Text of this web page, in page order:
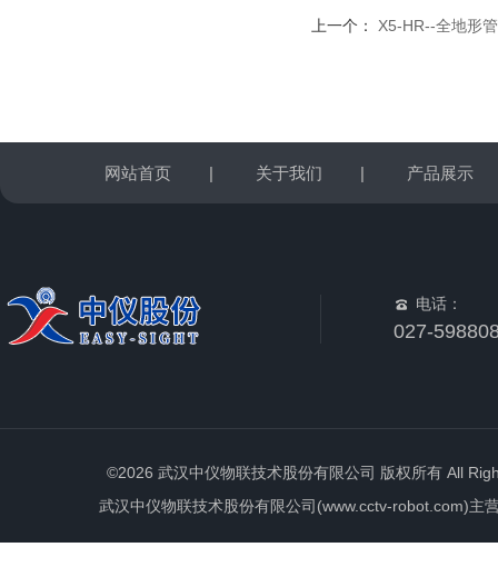
上一个： X5-HR--全地形
网站首页 | 关于我们 | 产品展示
电话：
027-
©2026 武汉中仪物联技术股份有限公司 版权所有 All
武汉中仪物联技术股份有限公司(www.cctv-robot.com)主